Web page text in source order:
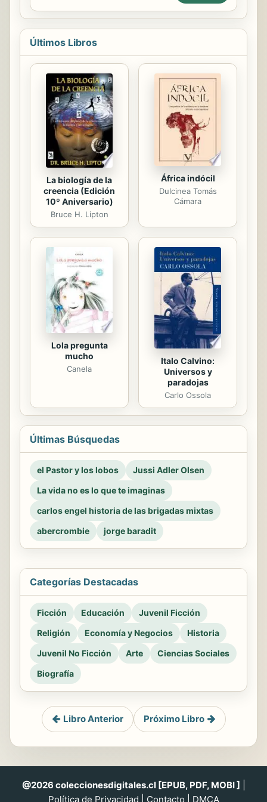
serie de Amy Chu, Erik Burnham y
Carlos Gómez que tanto ha aclamado
la crítica, además de las portadas
de...
Últimos Libros
La biología de la
creencia (Edición
10º Aniversario)
Bruce H. Lipton
África indócil
Dulcinea Tomás
Cámara
Lola pregunta
mucho
Canela
Italo Calvino:
Universos y
paradojas
Carlo Ossola
Últimas Búsquedas
el Pastor y los lobos
Jussi Adler Olsen
La vida no es lo que te imaginas
carlos engel historia de las brigadas mixtas
abercrombie
jorge baradit
Categorías Destacadas
Ficción Educación
Juvenil Ficción
Religión
Economía y Negocios
Historia
Juvenil No Ficción
Arte
Ciencias Sociales
Biografía
Libro Anterior Próximo Libro
@2026 coleccionesdigitales.cl [EPUB, PDF, MOBI ]
Política de Privacidad
Contacto DMCA